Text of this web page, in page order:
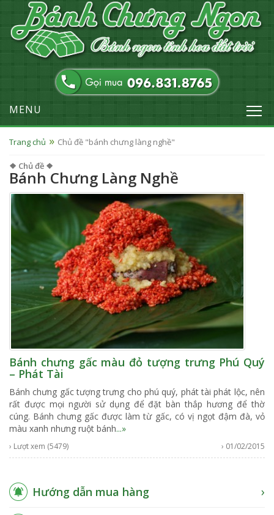
MENU
Trang chủ Chủ đề "bánh chưng làng nghề"
❖ Chủ đề ❖
Bánh Chưng Làng Nghề
Bánh chưng gấc màu đỏ tượng trưng Phú Quý
– Phát Tài
Bánh chưng gấc tượng trưng cho phú quý, phát tài phát lộc, nên
rất được mọi người sử dụng để đặt bàn thắp hương để thờ
cúng. Bánh chưng gấc được làm từ gấc, có vị ngọt đậm đà, vỏ
màu xanh nhưng ruột bánh...»
› Lượt xem (5479) › 01/02/2015
Hướng dẫn mua hàng